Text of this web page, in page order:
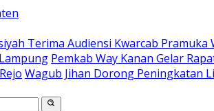
Terima Audiensi Kwarcab
Pemkab Way Kanan Gelar
Wagub Jihan Dorong Peningkatan